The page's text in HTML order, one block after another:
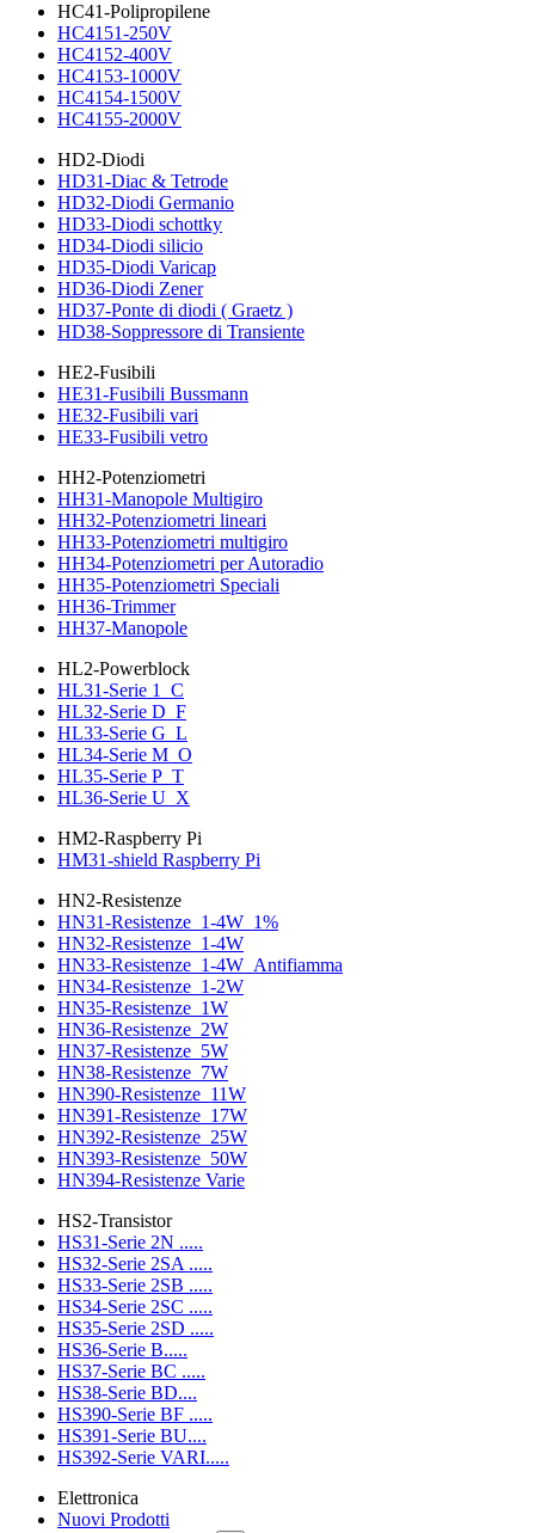
HC41-Polipropilene
HC4151-250V
HC4152-400V
HC4153-1000V
HC4154-1500V
HC4155-2000V
HD2-Diodi
HD31-Diac & Tetrode
HD32-Diodi Germanio
HD33-Diodi schottky
HD34-Diodi silicio
HD35-Diodi Varicap
HD36-Diodi Zener
HD37-Ponte di diodi ( Graetz )
HD38-Soppressore di Transiente
HE2-Fusibili
HE31-Fusibili Bussmann
HE32-Fusibili vari
HE33-Fusibili vetro
HH2-Potenziometri
HH31-Manopole Multigiro
HH32-Potenziometri lineari
HH33-Potenziometri multigiro
HH34-Potenziometri per Autoradio
HH35-Potenziometri Speciali
HH36-Trimmer
HH37-Manopole
HL2-Powerblock
HL31-Serie 1_C
HL32-Serie D_F
HL33-Serie G_L
HL34-Serie M_O
HL35-Serie P_T
HL36-Serie U_X
HM2-Raspberry Pi
HM31-shield Raspberry Pi
HN2-Resistenze
HN31-Resistenze_1-4W_1%
HN32-Resistenze_1-4W
HN33-Resistenze_1-4W_Antifiamma
HN34-Resistenze_1-2W
HN35-Resistenze_1W
HN36-Resistenze_2W
HN37-Resistenze_5W
HN38-Resistenze_7W
HN390-Resistenze_11W
HN391-Resistenze_17W
HN392-Resistenze_25W
HN393-Resistenze_50W
HN394-Resistenze Varie
HS2-Transistor
HS31-Serie 2N .....
HS32-Serie 2SA .....
HS33-Serie 2SB .....
HS34-Serie 2SC .....
HS35-Serie 2SD .....
HS36-Serie B.....
HS37-Serie BC .....
HS38-Serie BD....
HS390-Serie BF .....
HS391-Serie BU....
HS392-Serie VARI.....
Elettronica
Nuovi Prodotti